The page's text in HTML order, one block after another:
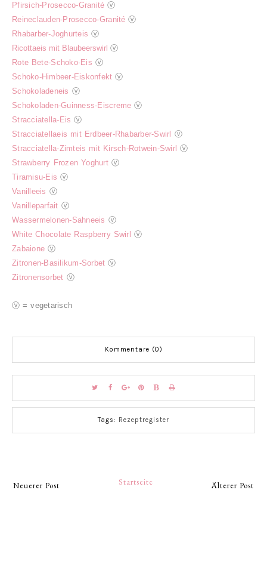
Pfirsich-Prosecco-Granité ⓥ
Reineclauden-Prosecco-Granité ⓥ
Rhabarber-Joghurteis ⓥ
Ricottaeis mit Blaubeerswirl ⓥ
Rote Bete-Schoko-Eis ⓥ
Schoko-Himbeer-Eiskonfekt ⓥ
Schokoladeneis ⓥ
Schokoladen-Guinness-Eiscreme ⓥ
Stracciatella-Eis ⓥ
Stracciatellaeis mit Erdbeer-Rhabarber-Swirl ⓥ
Stracciatella-Zimteis mit Kirsch-Rotwein-Swirl ⓥ
Strawberry Frozen Yoghurt ⓥ
Tiramisu-Eis ⓥ
Vanilleeis ⓥ
Vanilleparfait ⓥ
Wassermelonen-Sahneeis ⓥ
White Chocolate Raspberry Swirl ⓥ
Zabaione ⓥ
Zitronen-Basilikum-Sorbet ⓥ
Zitronensorbet ⓥ
ⓥ = vegetarisch
Kommentare (0)
Tags: Rezeptregister
Neuerer Post Älterer Post
Startseite